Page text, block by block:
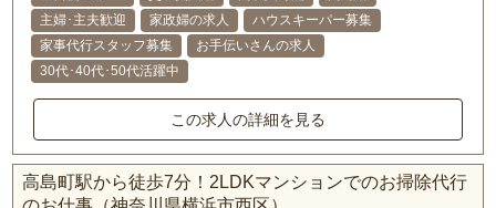
主婦･主夫歓迎
家政婦の求人
ハウスキーパー募集
家事代行スタッフ募集
お手伝いさんの求人
30代･40代･50代活躍中
この求人の詳細を見る
高島町駅から徒歩7分！2LDKマンションでのお掃除代行